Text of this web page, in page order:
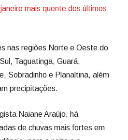
janeiro mais quente dos últimos
nas regiões Norte e Oeste do
Taguatinga, Guará,
Sobradinho e Planaltina, além
precipitações.
Naiane Araújo, há
de chuvas mais fortes em